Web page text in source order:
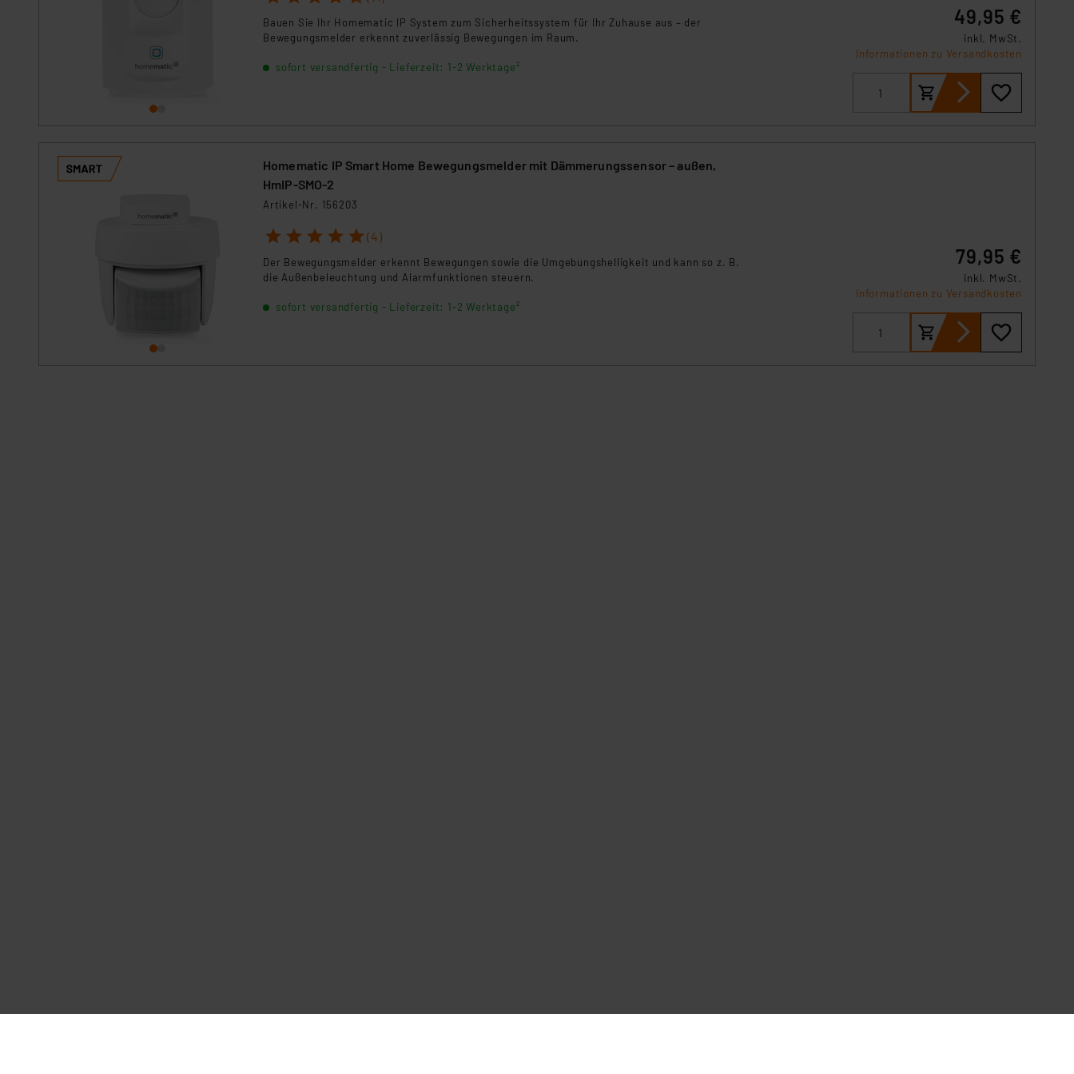
Unsere Kooperation mit diesen Dienstleistern stützt sich auf die Standarddatenschutzklauseln der Europäischen
Daten, verbundenen Risiken.“
Bauen Sie Ihr Homematic IP System zum Sicherheitssystem für Ihr Zuhause aus – der
Bewegungsmelder erkennt zuverlässig Bewegungen im Raum.
sofort versandfertig - Lieferzeit: 1-2 Werktage²
49,95 €
inkl. MwSt.
Informationen zu Versandkosten
Homematic IP Smart Home Bewegungsmelder mit Dämmerungssensor – außen,
HmIP-SMO-2
Artikel-Nr. 156203
1 2 3 4 5 (4)
Der Bewegungsmelder erkennt Bewegungen sowie die Umgebungshelligkeit und kann so z. B.
die Außenbeleuchtung und Alarmfunktionen steuern.
sofort versandfertig - Lieferzeit: 1-2 Werktage²
79,95 €
inkl. MwSt.
Informationen zu Versandkosten